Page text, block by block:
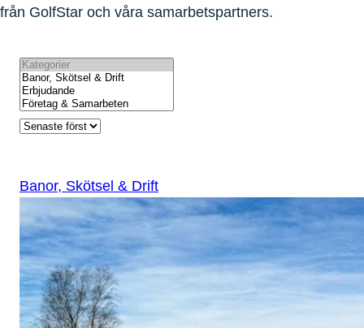
från GolfStar och våra samarbetspartners.
Banor, Skötsel & Drift